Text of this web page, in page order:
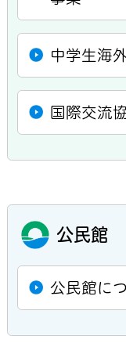
中学生海
国際交流
公民館
公民館に